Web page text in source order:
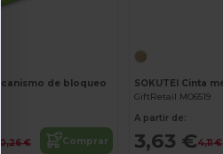
de bloqueo
0,26 € Comprar
GiftRetail MO6519
A partir de:
3,63 €4,11 €